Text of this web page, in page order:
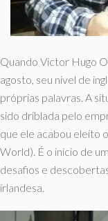
Quando Victor Hugo
agosto, seu nível de
próprias palavras. A
sido driblada pelo
que ele acabou eleito o
World). É o início de
desafios e
irlandesa.